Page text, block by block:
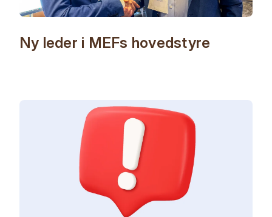
Ny leder i MEFs hovedstyre